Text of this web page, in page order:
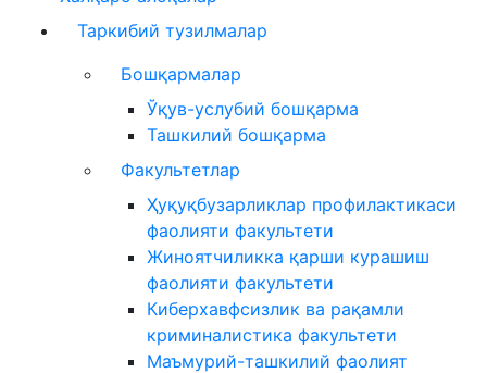
Таркибий тузилмалар
Бошқармалар
Ўқув-услубий бошқарма
Ташкилий бошқарма
Факультетлар
Ҳуқуқбузарликлар профилактикаси
фаолияти факультети
Жиноятчиликка қарши курашиш
фаолияти факультети
Киберхавфсизлик ва рақамли
криминалистика факультети
Маъмурий-ташкилий фаолият